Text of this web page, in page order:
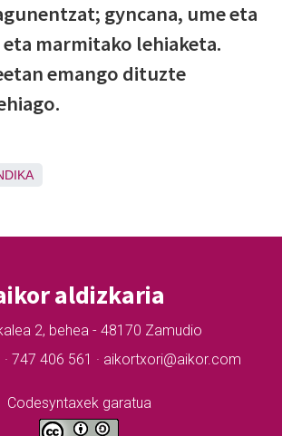
gyncana, ume eta
marmitako lehiaketa.
emango dituzte
aldizkaria
2, behea - 48170 Zamudio
747 406 561 · aikortxori@aikor.com
Codesyntaxek garatua